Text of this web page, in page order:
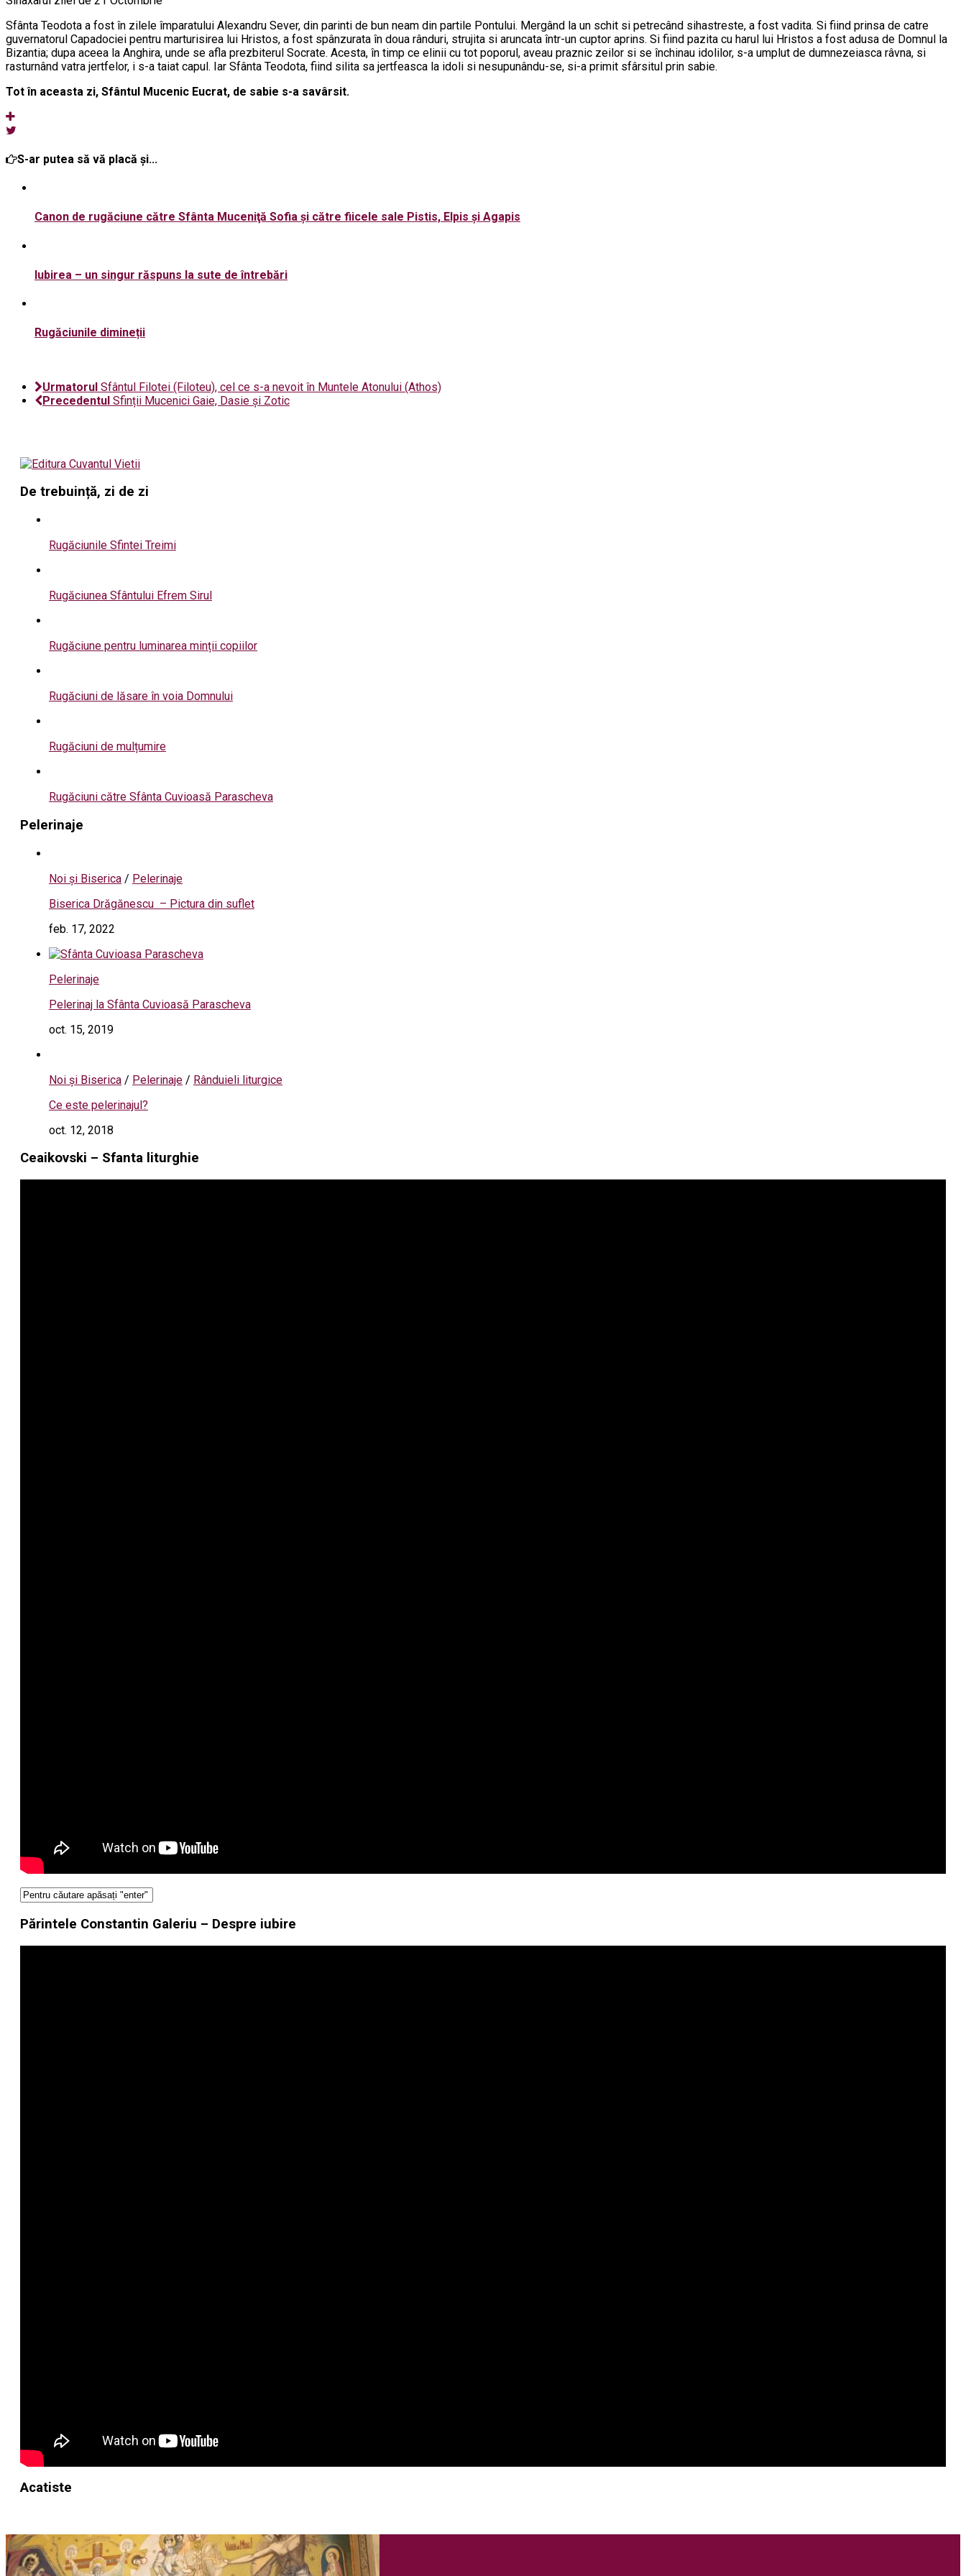
Sfânta Teodota a fost în zilele împaratului Alexandru Sever, din parinti de bun neam din partile Pontului. Mergând la un schit si petrecând sihastreste, a fost vadita. Si fiind prinsa de catre
guvernatorul Capadociei pentru marturisirea lui Hristos, a fost spânzurata în doua rânduri, strujita si aruncata într-un cuptor aprins. Si fiind pazita cu harul lui Hristos a fost adusa de Domnul la
Bizantia; dupa aceea la Anghira, unde se afla prezbiterul Socrate. Acesta, în timp ce elinii cu tot poporul, aveau praznic zeilor si se închinau idolilor, s-a umplut de dumnezeiasca râvna, si
rasturnând vatra jertfelor, i s-a taiat capul. Iar Sfânta Teodota, fiind silita sa jertfeasca la idoli si nesupunându-se, si-a primit sfârsitul prin sabie.
Tot în aceasta zi, Sfântul Mucenic Eucrat, de sabie s-a savârsit.
S-ar putea să vă placă și...
Canon de rugăciune către Sfânta Muceniţă Sofia şi către fiicele sale Pistis, Elpis şi Agapis
Iubirea – un singur răspuns la sute de întrebări
Rugăciunile dimineții
Urmatorul Sfântul Filotei (Filoteu), cel ce s-a nevoit în Muntele Atonului (Athos)
Precedentul Sfinții Mucenici Gaie, Dasie și Zotic
De trebuință, zi de zi
Rugăciunile Sfintei Treimi
Rugăciunea Sfântului Efrem Sirul
Rugăciune pentru luminarea minții copiilor
Rugăciuni de lăsare în voia Domnului
Rugăciuni de mulțumire
Rugăciuni către Sfânta Cuvioasă Parascheva
Pelerinaje
Noi și Biserica / Pelerinaje
Biserica Drăgănescu – Pictura din suflet
feb. 17, 2022
Pelerinaje
Pelerinaj la Sfânta Cuvioasă Parascheva
oct. 15, 2019
Noi și Biserica / Pelerinaje / Rânduieli liturgice
Ce este pelerinajul?
oct. 12, 2018
Ceaikovski – Sfanta liturghie
Părintele Constantin Galeriu – Despre iubire
Acatiste